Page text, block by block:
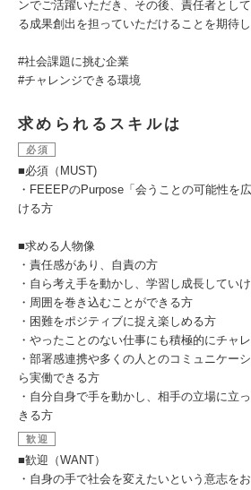
ンでご活躍いただき、その後、責任者とし
る成果創出を担っていただけることを期待し
#社会課題に挑む企業
#チャレンジできる環境
求められるスキルは
必須
■必須（MUST)
・FEEEPのPurpose「会うことの可能性を
ける方
■求める人物像
・責任感があり、自責の方
・自ら考え手を動かし、学習し成長してい
・周囲を巻き込むことができる方
・困難をポジティブに捉え楽しめる方
・やったことのない仕事にも積極的にチャ
・部署感連携や多くの人とのコミュニケー
ら実働できる方
・自分自身で手を動かし、相手の立場に立
きる方
歓迎
■歓迎（WANT）
・自身の手で社会を変えたいという意志を